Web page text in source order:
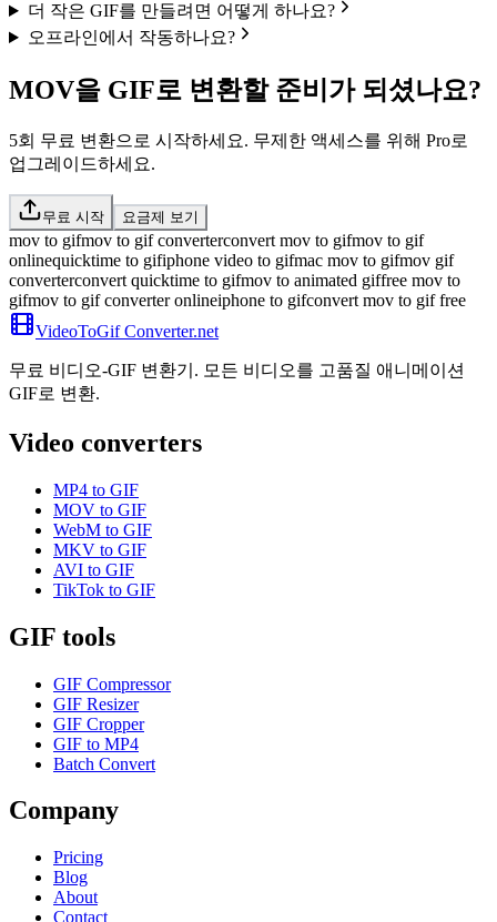
더 작은 GIF를 만들려면 어떻게 하나요?
오프라인에서 작동하나요?
MOV을 GIF로 변환할 준비가 되셨나요?
5회 무료 변환으로 시작하세요. 무제한 액세스를 위해 Pro로
업그레이드하세요.
무료 시작 요금제 보기
mov to gifmov to gif converterconvert mov to gifmov to gif
onlinequicktime to gifiphone video to gifmac mov to gifmov gif
converterconvert quicktime to gifmov to animated giffree mov to
gifmov to gif converter onlineiphone to gifconvert mov to gif free
VideoToGif Converter.net
무료 비디오-GIF 변환기. 모든 비디오를 고품질 애니메이션
GIF로 변환.
Video converters
MP4 to GIF
MOV to GIF
WebM to GIF
MKV to GIF
AVI to GIF
TikTok to GIF
GIF tools
GIF Compressor
GIF Resizer
GIF Cropper
GIF to MP4
Batch Convert
Company
Pricing
Blog
About
Contact